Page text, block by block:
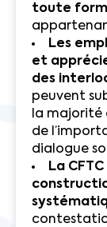
toute
Les
et
des
peuvent
la majorité
de
dialogue
La